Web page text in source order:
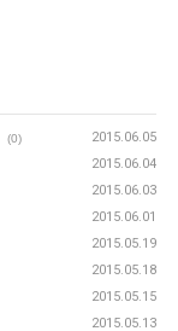
(0) 2015.06.05
2015.06.04
2015.06.03
2015.06.01
2015.05.19
2015.05.18
2015.05.15
2015.05.13